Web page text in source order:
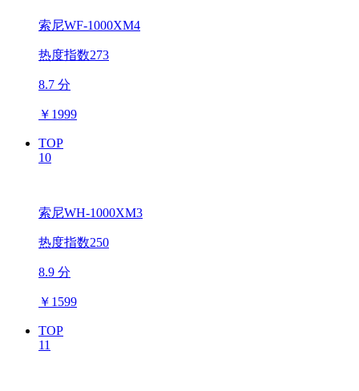
索尼WF-1000XM4
热度指数273
8.7 分
￥ 1999
TOP
10
索尼WH-1000XM3
热度指数250
8.9 分
￥ 1599
TOP
11